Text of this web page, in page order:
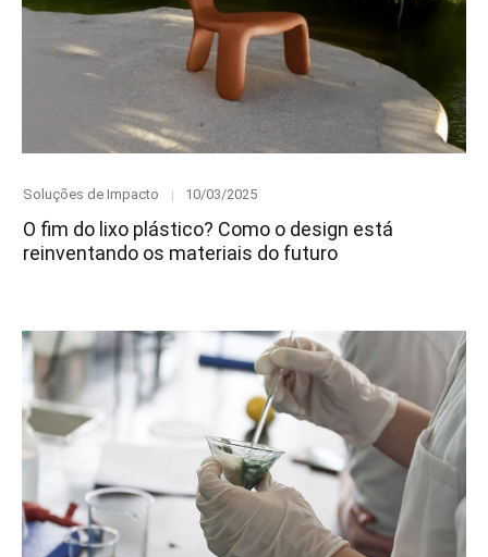
Category
Soluções de Impacto
Posted
10/03/2025
O fim do lixo plástico? Como o design está
reinventando os materiais do futuro